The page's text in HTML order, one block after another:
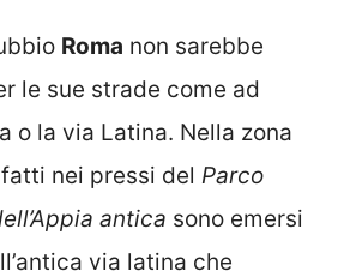
Roma non sarebbe
le sue strade come ad
o la via Latina. Nella zona
nei pressi del Parco
antica sono emersi
via latina che